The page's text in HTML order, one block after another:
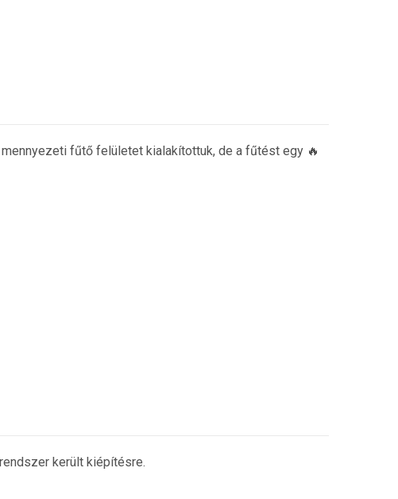
fűtő felületet kialakítottuk, de a fűtést egy 🔥
került kiépítésre.